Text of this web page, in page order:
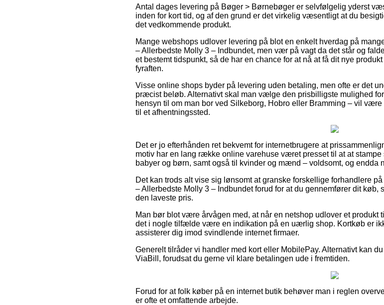
Antal dages levering på Bøger > Børnebøger er selvfølgelig yderst
inden for kort tid, og af den grund er det virkelig væsentligt at du
det vedkommende produkt.
Mange webshops udlover levering på blot en enkelt hverdag på
– Allerbedste Molly 3 – Indbundet, men vær på vagt da det står og
et bestemt tidspunkt, så de har en chance for at nå at få dit nye
fyraften.
Visse online shops byder på levering uden betaling, men ofte er det
præcist beløb. Alternativt skal man vælge den prisbilligste mulighed
hensyn til om man bor ved Silkeborg, Hobro eller Bramming – vil
til et afhentningssted.
Det er jo efterhånden ret bekvemt for internetbrugere at
motiv har en lang række online varehuse været presset til at at stampe
babyer og børn, samt også til kvinder og mænd – voldsomt, og endda
Det kan trods alt vise sig lønsomt at granske forskellige forhandlere
– Allerbedste Molly 3 – Indbundet forud for at du gennemfører dit køb,
den laveste pris.
Man bør blot være årvågen med, at når en netshop udlover et produkt
det i nogle tilfælde være en indikation på en uærlig shop. Kortkøb er
assisterer dig imod svindlende internet firmaer.
Generelt tilråder vi handler med kort eller MobilePay. Alternativt kan
ViaBill, forudsat du gerne vil klare betalingen ude i fremtiden.
Forud for at folk køber på en internet butik behøver man i reglen
er ofte et omfattende arbejde.